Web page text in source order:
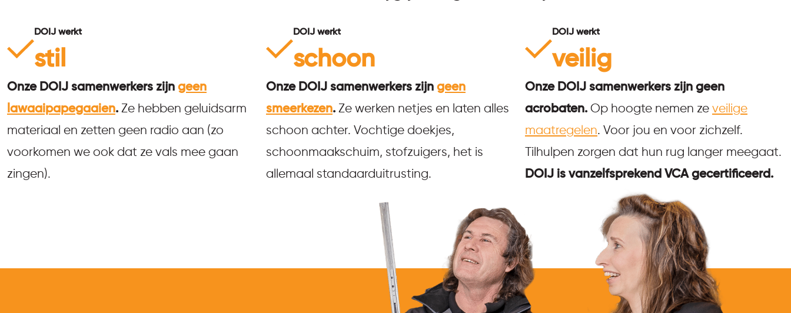
DOIJ werkt
stil
Onze DOIJ samenwerkers zijn geen
lawaaipapegaaien. Ze hebben geluidsarm
materiaal en zetten geen radio aan (zo
voorkomen we ook dat ze vals mee gaan
zingen).
DOIJ werkt
schoon
Onze DOIJ samenwerkers zijn geen
smeerkezen. Ze werken netjes en laten alles
schoon achter. Vochtige doekjes,
schoonmaakschuim, stofzuigers, het is
allemaal standaarduitrusting.
DOIJ werkt
veilig
Onze DOIJ samenwerkers zijn geen
acrobaten. Op hoogte nemen ze veilige
maatregelen. Voor jou en voor zichzelf.
Tilhulpen zorgen dat hun rug langer meegaat.
DOIJ is vanzelfsprekend VCA gecertificeerd.